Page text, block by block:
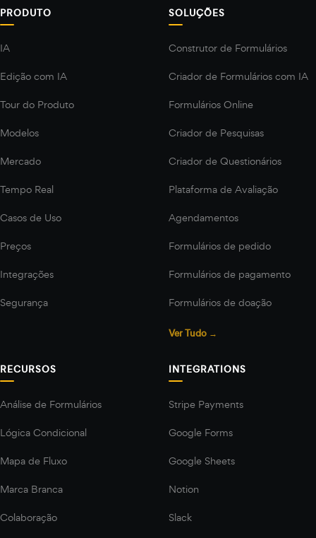
PRODUTO
IA
Edição com IA
Tour do Produto
Modelos
Mercado
Tempo Real
Casos de Uso
Preços
Integrações
Segurança
SOLUÇÕES
Construtor de Formulários
Criador de Formulários com IA
Formulários Online
Criador de Pesquisas
Criador de Questionários
Plataforma de Avaliação
Agendamentos
Formulários de pedido
Formulários de pagamento
Formulários de doação
Ver Tudo →
RECURSOS
Análise de Formulários
Lógica Condicional
Mapa de Fluxo
Marca Branca
Colaboração
INTEGRATIONS
Stripe Payments
Google Forms
Google Sheets
Notion
Slack